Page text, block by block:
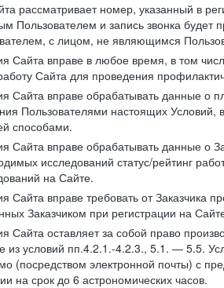
рассматривает номер, указанный в
Пользователем и запись звонка будет
с лицом, не являющимся
Сайта вправе в любое время, в том
Сайта для проведения
Сайта вправе обрабатывать данные о
Пользователями настоящих
способами.
Сайта вправе обрабатывать данные о
исследований статус/рейтинг
на Сайте.
Сайта вправе требовать от Заказчика
Заказчиком при регистрации на
Сайта оставляет за собой право
условий пп.4.2.1.-4.2.3., 5.1. — 5.5.
(посредством электронной почты) с
на срок до 6 астрономических часов.